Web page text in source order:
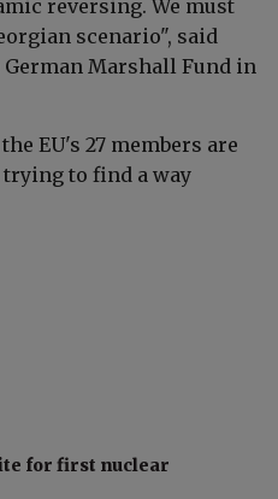
reversing. We must
scenario", said
Marshall Fund in
EU's 27 members are
to find a way
for first nuclear